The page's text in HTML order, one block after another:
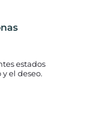
estados
el deseo.